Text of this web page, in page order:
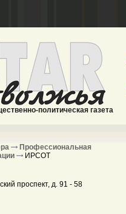
политическая газета
Профессиональная
ИРСОТ
проспект, д. 91 - 58